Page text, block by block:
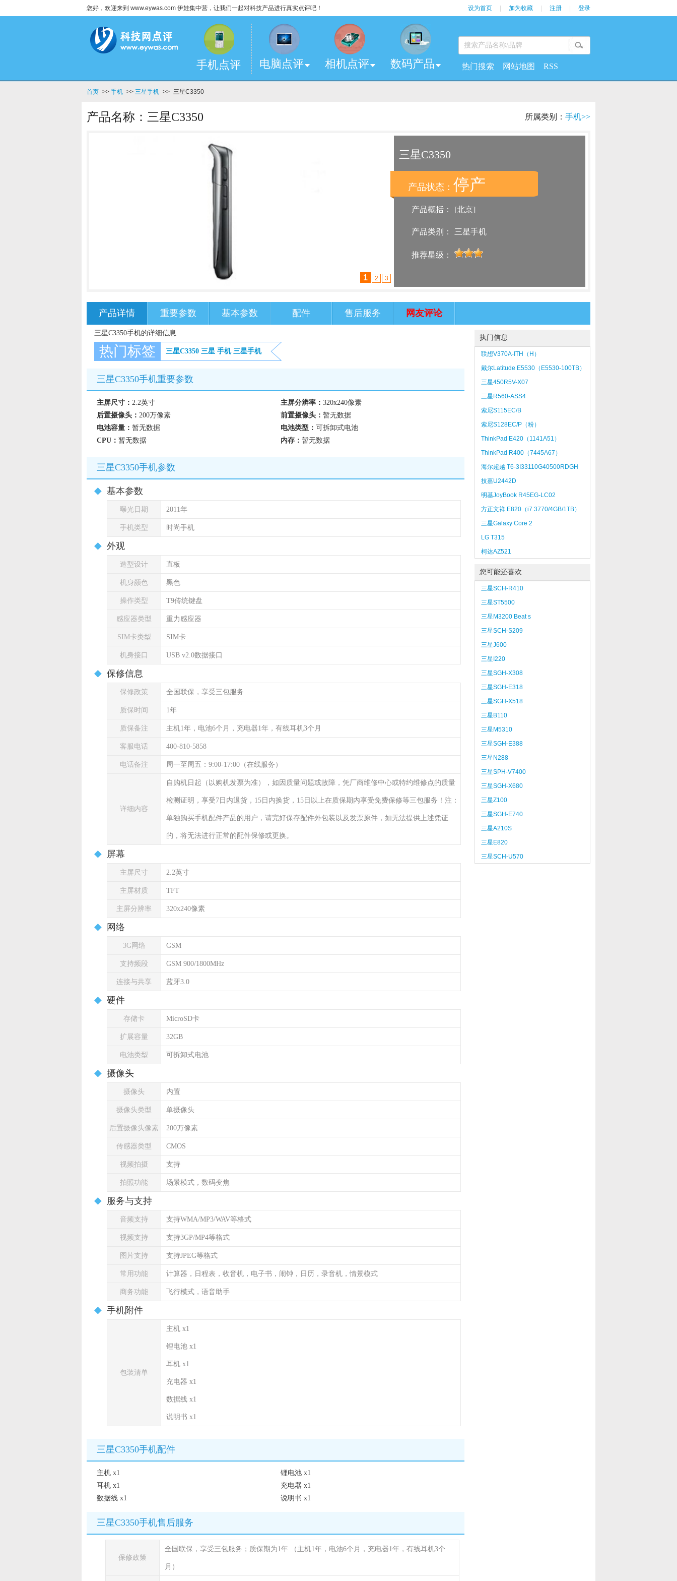
您好，欢迎来到 www.eywas.com 伊娃集中营，让我们一起对科技产品进行真实点评吧！ 设为首页 加为收藏 注册 登录
手机点评 电脑点评 相机点评 数码产品 热门搜索 网站地图 RSS
首页 >> 手机 >> 三星手机 >> 三星C3350
产品名称：三星C3350 所属类别： 手机>>
1 2 3
三星C3350
产品状态： 停产
产品概括： [北京]
产品类别： 三星手机
推荐星级：
产品详情 重要参数 基本参数 配件 售后服务 网友评论
三星C3350手机的详细信息
热门标签 三星C3350 三星 手机 三星手机
三星C3350手机重要参数
主屏尺寸： 2.2英寸 主屏分辨率： 320x240像素
后置摄像头： 200万像素 前置摄像头： 暂无数据
电池容量： 暂无数据 电池类型： 可拆卸式电池
CPU： 暂无数据 内存： 暂无数据
三星C3350手机参数
基本参数
曝光日期 2011年
手机类型 时尚手机
外观
造型设计 直板
机身颜色 黑色
操作类型 T9传统键盘
感应器类型 重力感应器
SIM卡类型 SIM卡
机身接口 USB v2.0数据接口
保修信息
保修政策 全国联保，享受三包服务
质保时间 1年
质保备注 主机1年，电池6个月，充电器1年，有线耳机3个月
客服电话 400-810-5858
电话备注 周一至周五：9:00-17:00（在线服务）
详细内容
自购机日起（以购机发票为准），如因质量问题或故障，凭厂商维修中心或特约维修点的质量
检测证明，享受7日内退货，15日内换货，15日以上在质保期内享受免费保修等三包服务！注：
单独购买手机配件产品的用户，请完好保存配件外包装以及发票原件，如无法提供上述凭证
的，将无法进行正常的配件保修或更换。
屏幕
主屏尺寸 2.2英寸
主屏材质 TFT
主屏分辨率 320x240像素
网络
3G网络 GSM
支持频段 GSM 900/1800MHz
连接与共享 蓝牙3.0
硬件
存储卡 MicroSD卡
扩展容量 32GB
电池类型 可拆卸式电池
摄像头
摄像头 内置
摄像头类型 单摄像头
后置摄像头像素 200万像素
传感器类型 CMOS
视频拍摄 支持
拍照功能 场景模式，数码变焦
服务与支持
音频支持 支持WMA/MP3/WAV等格式
视频支持 支持3GP/MP4等格式
图片支持 支持JPEG等格式
常用功能 计算器，日程表，收音机，电子书，闹钟，日历，录音机，情景模式
商务功能 飞行模式，语音助手
手机附件
包装清单
主机 x1
锂电池 x1
耳机 x1
充电器 x1
数据线 x1
说明书 x1
三星C3350手机配件
主机 x1
锂电池 x1
耳机 x1
充电器 x1
数据线 x1
说明书 x1
三星C3350手机售后服务
保修政策
全国联保，享受三包服务；质保期为1年 （主机1年，电池6个月，充电器1年，有线耳机3个
月）
执门信息
联想V370A-ITH（H）
戴尔Latitude E5530（E5530-100TB）
三星450R5V-X07
三星R560-ASS4
索尼S115EC/B
索尼S128EC/P（粉）
ThinkPad E420（1141A51）
ThinkPad R400（7445A67）
海尔超越 T6-3I33110G40500RDGH
技嘉U2442D
明基JoyBook R45EG-LC02
方正文祥 E820（i7 3770/4GB/1TB）
三星Galaxy Core 2
LG T315
柯达AZ521
您可能还喜欢
三星SCH-R410
三星ST5500
三星M3200 Beat s
三星SCH-S209
三星J600
三星I220
三星SGH-X308
三星SGH-E318
三星SGH-X518
三星B110
三星M5310
三星SGH-E388
三星N288
三星SPH-V7400
三星SGH-X680
三星Z100
三星SGH-E740
三星A210S
三星E820
三星SCH-U570